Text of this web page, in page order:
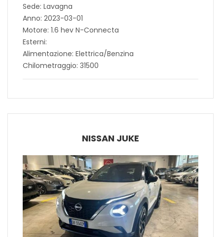
Sede: Lavagna
Anno: 2023-03-01
Motore: 1.6 hev N-Connecta
Esterni:
Alimentazione: Elettrica/Benzina
Chilometraggio: 31500
NISSAN JUKE